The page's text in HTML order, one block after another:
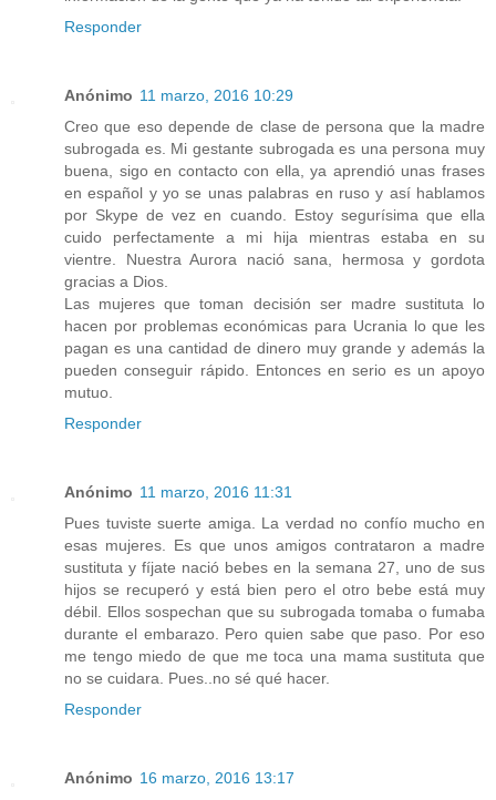
Responder
Anónimo 11 marzo, 2016 10:29
Creo que eso depende de clase de persona que la madre
subrogada es. Mi gestante subrogada es una persona muy
buena, sigo en contacto con ella, ya aprendió unas frases
en español y yo se unas palabras en ruso y así hablamos
por Skype de vez en cuando. Estoy segurísima que ella
cuido perfectamente a mi hija mientras estaba en su
vientre. Nuestra Aurora nació sana, hermosa y gordota
gracias a Dios.
Las mujeres que toman decisión ser madre sustituta lo
hacen por problemas económicas para Ucrania lo que les
pagan es una cantidad de dinero muy grande y además la
pueden conseguir rápido. Entonces en serio es un apoyo
mutuo.
Responder
Anónimo 11 marzo, 2016 11:31
Pues tuviste suerte amiga. La verdad no confío mucho en
esas mujeres. Es que unos amigos contrataron a madre
sustituta y fíjate nació bebes en la semana 27, uno de sus
hijos se recuperó y está bien pero el otro bebe está muy
débil. Ellos sospechan que su subrogada tomaba o fumaba
durante el embarazo. Pero quien sabe que paso. Por eso
me tengo miedo de que me toca una mama sustituta que
no se cuidara. Pues..no sé qué hacer.
Responder
Anónimo 16 marzo, 2016 13:17